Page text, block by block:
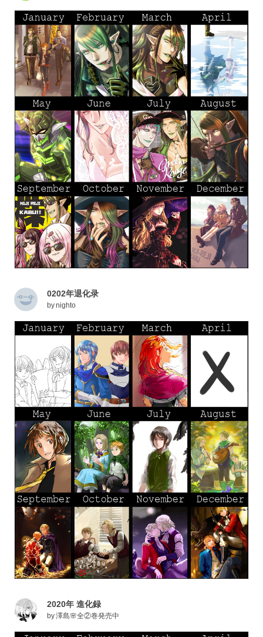
0202年退化录
bynighto
2020年 進化録
by澤島🌸全②巻発売中